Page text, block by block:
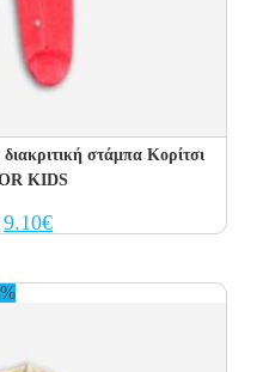
στάμπα Κορίτσι
KIDS
Original
price
9.10€Current
price